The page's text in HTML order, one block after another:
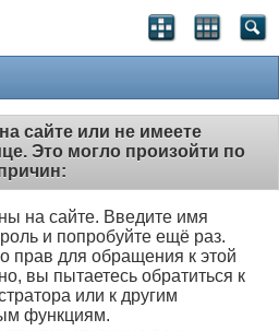
сайте или не имеете
Это могло произойти по
на сайте. Введите имя
и попробуйте ещё раз.
прав для обращения к этой
вы пытаетесь обратиться к
или к другим
функциям.